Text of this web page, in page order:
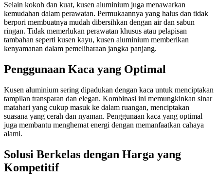
Selain kokoh dan kuat, kusen aluminium juga menawarkan
kemudahan dalam perawatan. Permukaannya yang halus dan tidak
berpori membuatnya mudah dibersihkan dengan air dan sabun
ringan. Tidak memerlukan perawatan khusus atau pelapisan
tambahan seperti kusen kayu, kusen aluminium memberikan
kenyamanan dalam pemeliharaan jangka panjang.
Penggunaan Kaca yang Optimal
Kusen aluminium sering dipadukan dengan kaca untuk menciptakan
tampilan transparan dan elegan. Kombinasi ini memungkinkan sinar
matahari yang cukup masuk ke dalam ruangan, menciptakan
suasana yang cerah dan nyaman. Penggunaan kaca yang optimal
juga membantu menghemat energi dengan memanfaatkan cahaya
alami.
Solusi Berkelas dengan Harga yang
Kompetitif